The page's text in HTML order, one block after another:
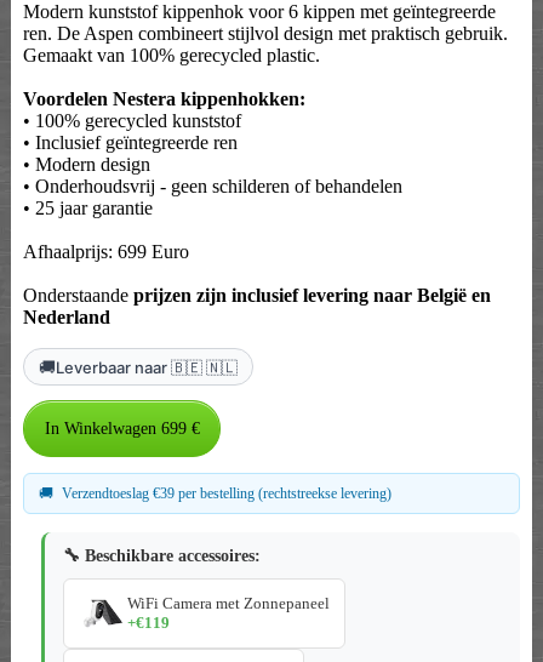
Modern kunststof kippenhok voor 6 kippen met geïntegreerde
ren. De Aspen combineert stijlvol design met praktisch gebruik.
Gemaakt van 100% gerecycled plastic.
Voordelen Nestera kippenhokken:
• 100% gerecycled kunststof
• Inclusief geïntegreerde ren
• Modern design
• Onderhoudsvrij - geen schilderen of behandelen
• 25 jaar garantie
Afhaalprijs: 699 Euro
Onderstaande prijzen zijn inclusief levering naar België en
Nederland
🚚Leverbaar naar 🇧🇪 🇳🇱
🚚 Verzendtoeslag €39 per bestelling (rechtstreekse levering)
🔧 Beschikbare accessoires:
WiFi Camera met Zonnepaneel
+€119